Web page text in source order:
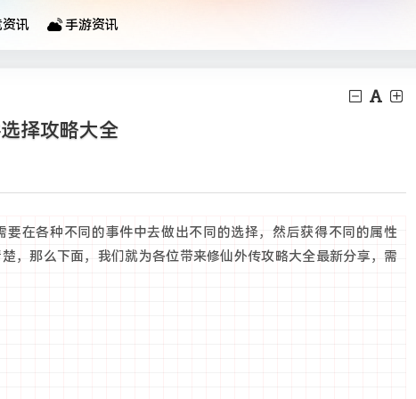
资讯 手游资讯
择攻略大全
在各种不同的事件中去做出不同的选择，然后获得不同的属性
，那么下面，我们就为各位带来修仙外传攻略大全最新分享，需